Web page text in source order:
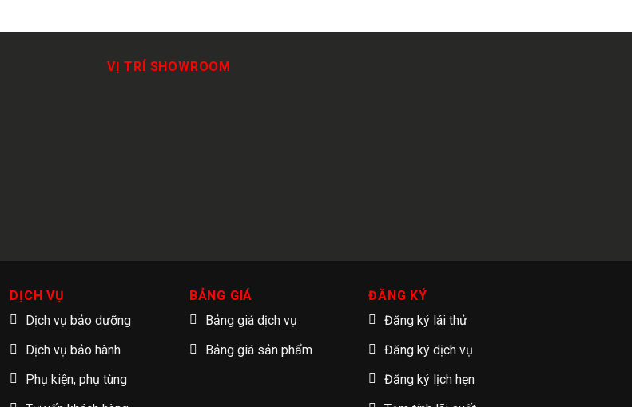
VỊ TRÍ SHOWROOM
DỊCH VỤ
Dịch vụ bảo dưỡng
Dịch vụ bảo hành
Phụ kiện, phụ tùng
BẢNG GIÁ
Bảng giá dịch vụ
Bảng giá sản phẩm
ĐĂNG KÝ
Đăng ký lái thử
Đăng ký dịch vụ
Đăng ký lịch hẹn